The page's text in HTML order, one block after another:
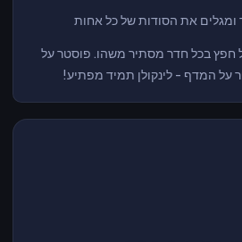
ומגלים את הסודותשל כל אחות
חפץבכל חדר מסתיר משהו. פוסטר על
על המדף - לינקולן תמיד מפתיע!